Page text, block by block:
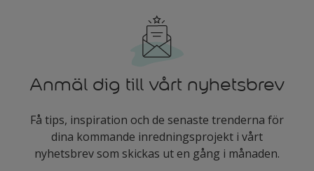
Anmäl dig till vårt nyhetsbrev
Få tips, inspiration och de senaste trenderna för
dina kommande inredningsprojekt i vårt
nyhetsbrev som skickas ut en gång i månaden.